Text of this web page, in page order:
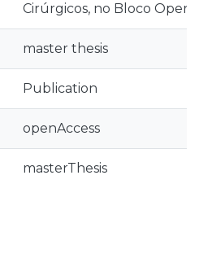
Cirúrgicos, no Bloco
master thesis
Publication
openAccess
masterThesis